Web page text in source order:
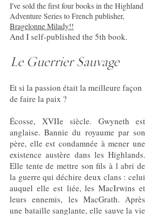
I've sold the first four books in the Highland
Adventure Series to French publisher,
Bragelonne Milady!!
And I self-published the 5th book.
Le Guerrier Sauvage
Et si la passion était la meilleure façon
de faire la paix ?
Écosse, XVIIe siècle. Gwyneth est
anglaise. Bannie du royaume par son
père, elle est condamnée à mener une
existence austère dans les Highlands.
Elle tente de mettre son fils à l abri de
la guerre qui déchire deux clans : celui
auquel elle est liée, les MacIrwins et
leurs ennemis, les MacGrath. Après
une bataille sanglante, elle sauve la vie